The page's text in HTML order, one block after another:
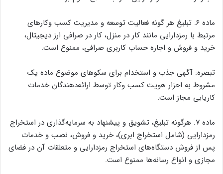
ماده ۶. تبلیغ هر گونه فعالیت توسعه و مدیریت کسب وکارهای
مرتبط با رمزدارایی مانند کار در منزل، کار در صرافی ارز دیجیتال،
خرید و فروش و اجاره حساب کاربری صرافی، ممنوع است.
تبصره: آگهی جذب و استخدام برای سکوهای موضوع ماده یک
مشروط به احزار هویت کسب وکار توسط ارائه‌دهندگان خدمات
کاریابی مجاز است.
ماده ۷. هرگونه تبلیغ، تشویق و پیشنهاد به سرمایه‌گذاری در استخراج
رمزدارایی (شامل استخراج ابری)، خرید و فروش، نصب و خدمات
پس از فروش دستگاه‌های استخراج رمزدارایی و متعلقات آن در فضای
مجازی و انواع رسانه‌ها ممنوع است.